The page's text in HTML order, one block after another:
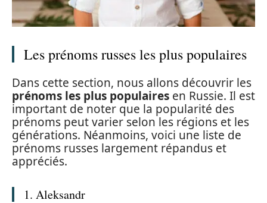
Les prénoms russes les plus populaires
Dans cette section, nous allons découvrir les
prénoms les plus populaires en Russie. Il est
important de noter que la popularité des
prénoms peut varier selon les régions et les
générations. Néanmoins, voici une liste de
prénoms russes largement répandus et
appréciés.
1. Aleksandr